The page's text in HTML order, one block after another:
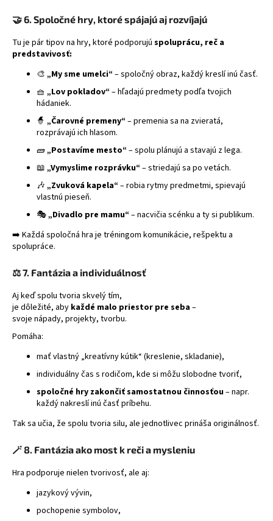
🤝6. Spoločné hry, ktoré spájajú aj rozvíjajú
Tu je pár tipov na hry, ktoré podporujú spoluprácu, reč a
predstavivosť:
🎨 „My sme umelci“ – spoločný obraz, každý kreslí inú časť.
🧺 „Lov pokladov“ – hľadajú predmety podľa tvojich
hádaniek.
🧙 „Čarovné premeny“ – premenia sa na zvieratá,
rozprávajú ich hlasom.
🧱„Postavíme mesto“ – spolu plánujú a stavajú z lega.
📖 „Vymyslime rozprávku“ – striedajú sa po vetách.
🎶 „Zvuková kapela“ – robia rytmy predmetmi, spievajú
vlastnú pieseň.
🎭„Divadlo pre mamu“ – nacvičia scénku a ty si publikum.
➡️ Každá spoločná hra je tréningom komunikácie, rešpektu a
spolupráce.
⚖️7. Fantázia a individuálnosť
Aj keď spolu tvoria skvelý tím,
je dôležité, aby každé malo priestor pre seba–
svoje nápady, projekty, tvorbu.
Pomáha:
mať vlastný „kreatívny kútik“ (kreslenie, skladanie),
individuálny čas s rodičom, kde si môžu slobodne tvoriť,
spoločné hry zakončiť samostatnou činnosťou– napr.
každý nakreslí inú časť príbehu.
Tak sa učia, že spolu tvoria silu, ale jednotlivec prináša originálnosť.
🪄8. Fantázia ako most k reči a mysleniu
Hra podporuje nielen tvorivosť, ale aj:
jazykový vývin,
pochopenie symbolov,